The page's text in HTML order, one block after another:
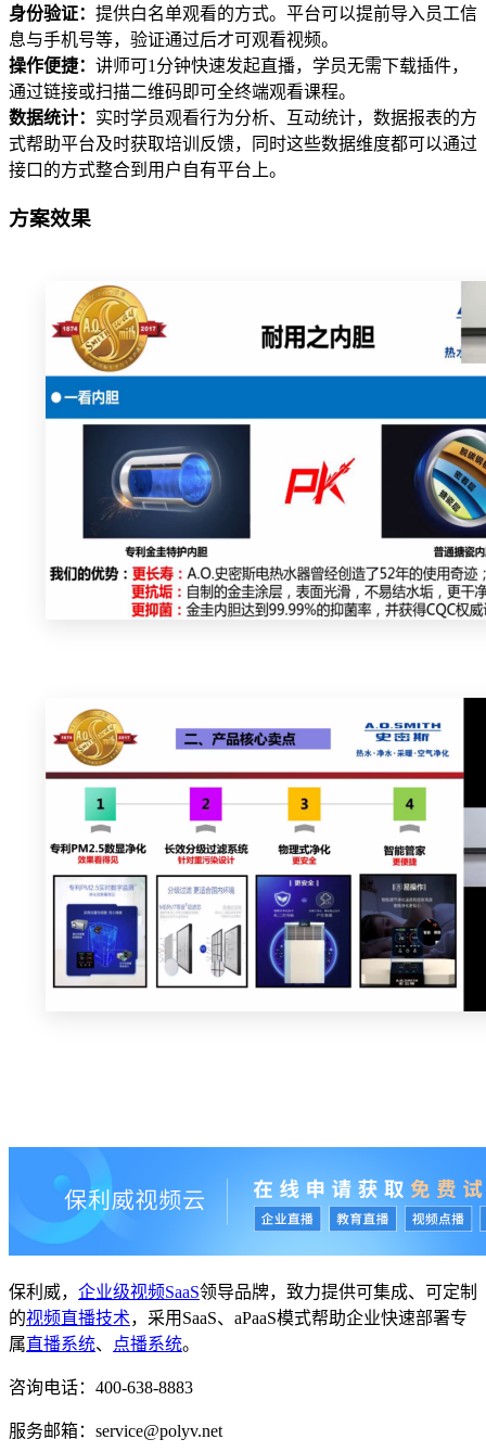
身份验证： 提供白名单观看的方式。平台可以提前导入员工信
息与手机号等，验证通过后才可观看视频。
操作便捷： 讲师可1分钟快速发起直播，学员无需下载插件，
通过链接或扫描二维码即可全终端观看课程。
数据统计： 实时学员观看行为分析、互动统计，数据报表的方
式帮助平台及时获取培训反馈，同时这些数据维度都可以通过
接口的方式整合到用户自有平台上。
方案效果
保利威， 企业级视频SaaS领导品牌，致力提供可集成、可定制
的视频直播技术，采用SaaS、aPaaS模式帮助企业快速部署专
属直播系统、 点播系统。
咨询电话：400-638-8883
服务邮箱：service@polyv.net